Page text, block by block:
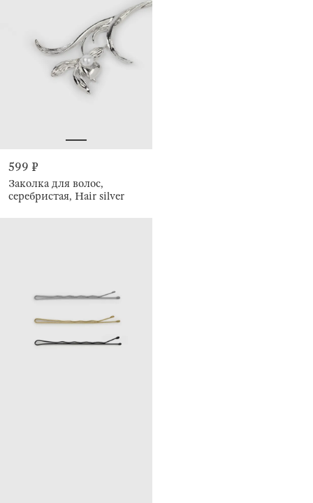
599 ₽
Заколка для волос,
серебристая, Hair silver